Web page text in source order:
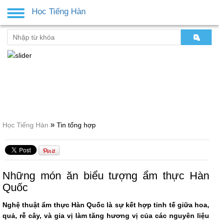
Học Tiếng Hàn » Tin tổng hợp
Những món ăn biểu tượng ẩm thực Hàn
Quốc
Nghệ thuật ẩm thực Hàn Quốc là sự kết hợp tinh tế giữa hoa,
quả, rễ cây, và gia vị làm tăng hương vị của các nguyên liệu
Toggle
navigation
Học Tiếng Hàn